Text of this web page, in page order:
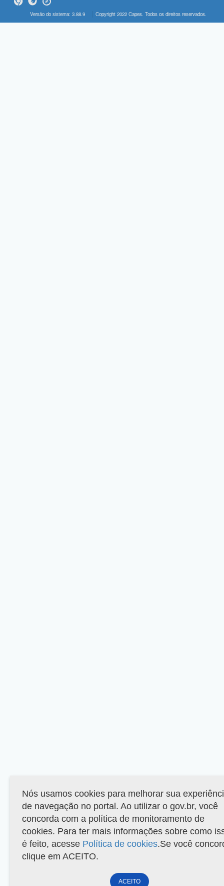
Versão do sistema: 3.88.9 Copyright 2022 Capes. Todos os direitos reservados.
Nós usamos cookies para melhorar sua
de navegação no portal. Ao utilizar o gov.br, você
concorda com a política de monitoramento de
cookies. Para ter mais informações sobre como
é feito, acesse Política de cookies.Se você
clique em ACEITO.
ACEITO